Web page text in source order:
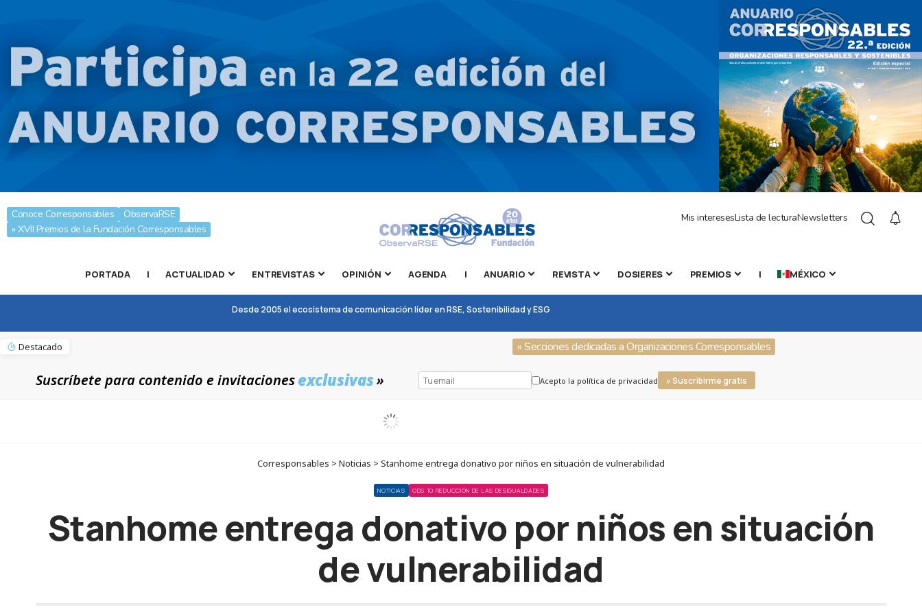
Conoce Corresponsables
ObservaRSE
» XVII Premios de la Fundación Corresponsables
Mis interesesLista de lecturaNewsletters
PORTADA | ACTUALIDAD ENTREVISTAS OPINIÓN AGENDA | ANUARIO REVISTA DOSIERES PREMIOS | MÉXICO
Desde 2005 el ecosistema de comunicación líder en RSE, Sostenibilidad y ESG
Destacado » Secciones dedicadas a Organizaciones Corresponsables
Suscríbete para contenido e invitacionesexclusivas» Acepto la política de privacidad » Suscribirme gratis
Corresponsables > Noticias > Stanhome entrega donativo por niños en situación de vulnerabilidad
NOTICIAS ODS 10 REDUCCIÓN DE LAS DESIGUALDADES
Stanhome entrega donativo por niños en situación
de vulnerabilidad